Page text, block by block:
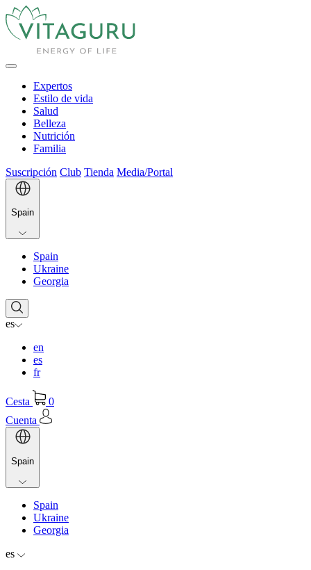
Expertos
Estilo de vida
Salud
Belleza
Nutrición
Familia
Suscripción Club Tienda Media/Portal
Spain
Spain
Ukraine
Georgia
es
en
es
fr
Cesta
0
Cuenta
Spain
Spain
Ukraine
Georgia
es